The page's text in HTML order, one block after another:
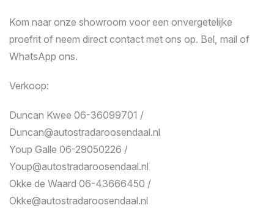
Kom naar onze showroom voor een onvergetelijke
proefrit of neem direct contact met ons op. Bel, mail of
WhatsApp ons.
Verkoop:
Duncan Kwee 06-36099701 /
Duncan@autostradaroosendaal.nl
Youp Galle 06-29050226 /
Youp@autostradaroosendaal.nl
Okke de Waard 06-43666450 /
Okke@autostradaroosendaal.nl